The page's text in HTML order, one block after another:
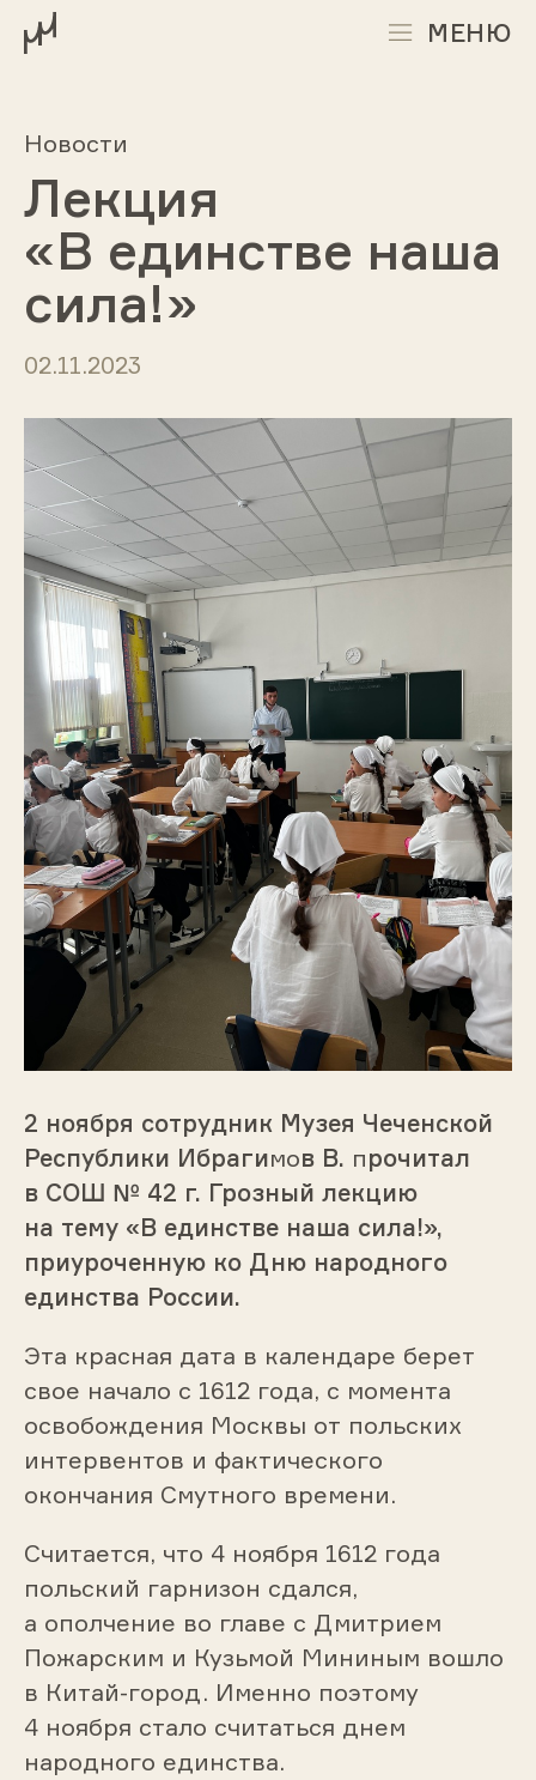
МЕНЮ
Новости
Лекция
«В единстве наша
сила!»
02.11.2023
2 ноября сотрудник Музея Чеченской
Республики Ибрагимов В. прочитал
в СОШ № 42 г. Грозный лекцию
на тему «В единстве наша сила!»,
приуроченную ко Дню народного
единства России.
Эта красная дата в календаре берет
свое начало с 1612 года, с момента
освобождения Москвы от польских
интервентов и фактического
окончания Смутного времени.
Считается, что 4 ноября 1612 года
польский гарнизон сдался,
а ополчение во главе с Дмитрием
Пожарским и Кузьмой Мининым вошло
в Китай-город. Именно поэтому
4 ноября стало считаться днем
народного единства.